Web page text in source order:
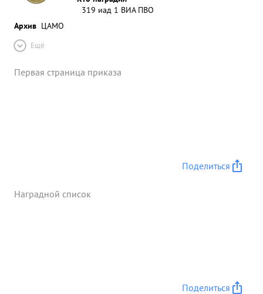
319 иад 1 ВИА ПВО
Архив ЦАМО
Ещё
Первая страница приказа
Поделиться
Наградной список
Поделиться